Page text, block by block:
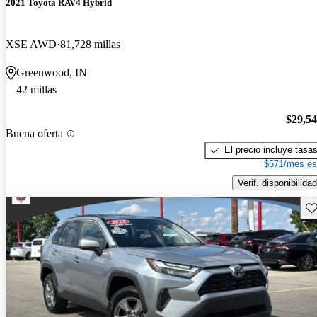
2021 Toyota RAV4 Hybrid
XSE AWD 81,728 millas
Greenwood, IN
42 millas
Buena oferta
El precio incluye tasas
$571/mes
Verif. disponibilidad